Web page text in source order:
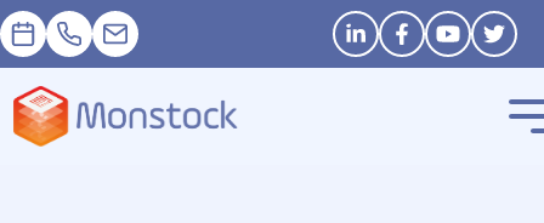
Cita +33 1 83 62 25 41
contact@monstock.net Stay in touch